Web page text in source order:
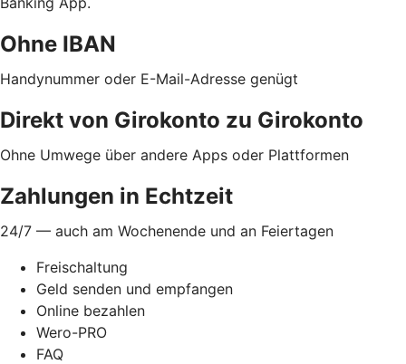
Ohne IBAN
Handynummer oder E-Mail-Adresse genügt
Direkt von Girokonto zu Girokonto
Ohne Umwege über andere Apps oder Plattformen
Zahlungen in Echtzeit
24/7 — auch am Wochenende und an Feiertagen
Freischaltung
Geld senden und empfangen
Online bezahlen
Wero-PRO
FAQ